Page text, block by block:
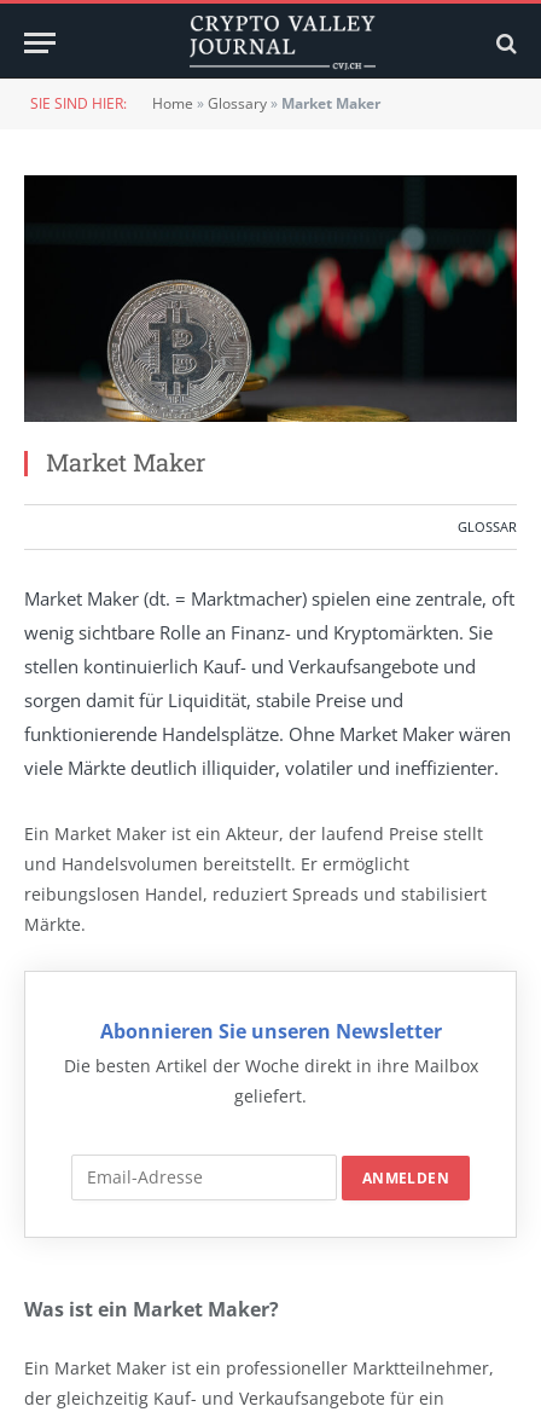
SIE SIND HIER: Home »Glossary» Market Maker
Market Maker
GLOSSAR
Market Maker (dt. = Marktmacher) spielen eine zentrale, oft
wenig sichtbare Rolle an Finanz- und Kryptomärkten. Sie
stellen kontinuierlich Kauf- und Verkaufsangebote und
sorgen damit für Liquidität, stabile Preise und
funktionierende Handelsplätze. Ohne Market Maker wären
viele Märkte deutlich illiquider, volatiler und ineffizienter.
Ein Market Maker ist ein Akteur, der laufend Preise stellt
und Handelsvolumen bereitstellt. Er ermöglicht
reibungslosen Handel, reduziert Spreads und stabilisiert
Märkte.
Abonnieren Sie unseren Newsletter
Die besten Artikel der Woche direkt in ihre Mailbox
geliefert.
Was ist ein Market Maker?
Ein Market Maker ist ein professioneller Marktteilnehmer,
der gleichzeitig Kauf- und Verkaufsangebote für ein